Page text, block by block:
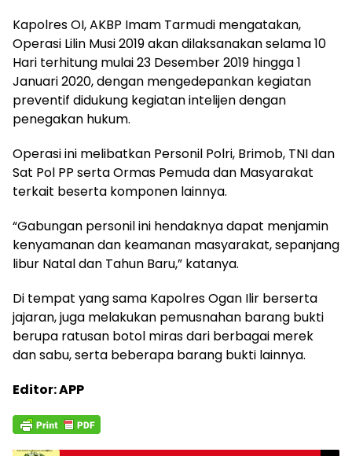
Kapolres OI, AKBP Imam Tarmudi mengatakan,
Operasi Lilin Musi 2019 akan dilaksanakan selama 10
Hari terhitung mulai 23 Desember 2019 hingga 1
Januari 2020, dengan mengedepankan kegiatan
preventif didukung kegiatan intelijen dengan
penegakan hukum.
Operasi ini melibatkan Personil Polri, Brimob, TNI dan
Sat Pol PP serta Ormas Pemuda dan Masyarakat
terkait beserta komponen lainnya.
“Gabungan personil ini hendaknya dapat menjamin
kenyamanan dan keamanan masyarakat, sepanjang
libur Natal dan Tahun Baru,” katanya.
Di tempat yang sama Kapolres Ogan Ilir berserta
jajaran, juga melakukan pemusnahan barang bukti
berupa ratusan botol miras dari berbagai merek
dan sabu, serta beberapa barang bukti lainnya.
Editor: APP